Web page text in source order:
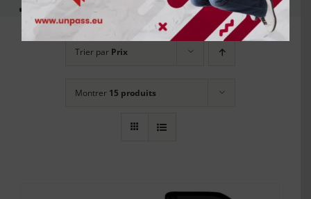
Trier par Prix
Montrer 15 produits